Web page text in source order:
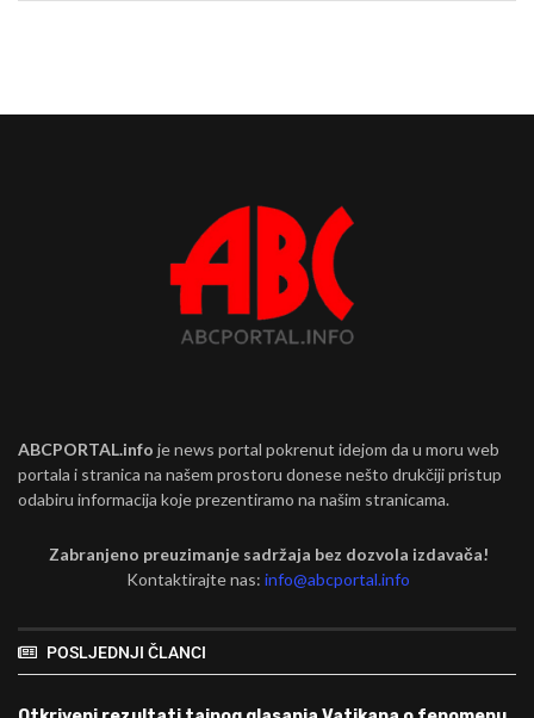
ABCPORTAL.info je news portal pokrenut idejom da u moru web
portala i stranica na našem prostoru donese nešto drukčiji pristup
odabiru informacija koje prezentiramo na našim stranicama.
Zabranjeno preuzimanje sadržaja bez dozvola izdavača!
Kontaktirajte nas:info@abcportal.info
POSLJEDNJI ČLANCI